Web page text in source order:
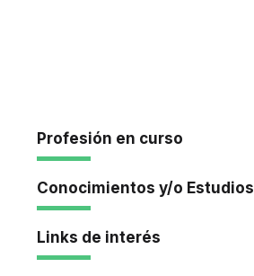
Profesión en curso
Conocimientos y/o Estudios
Links de interés